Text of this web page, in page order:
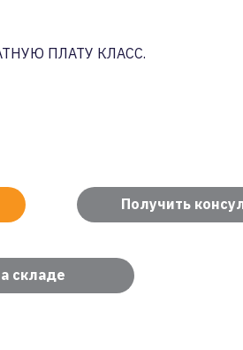
ПЛАТУ КЛАСС.
Получить
складе